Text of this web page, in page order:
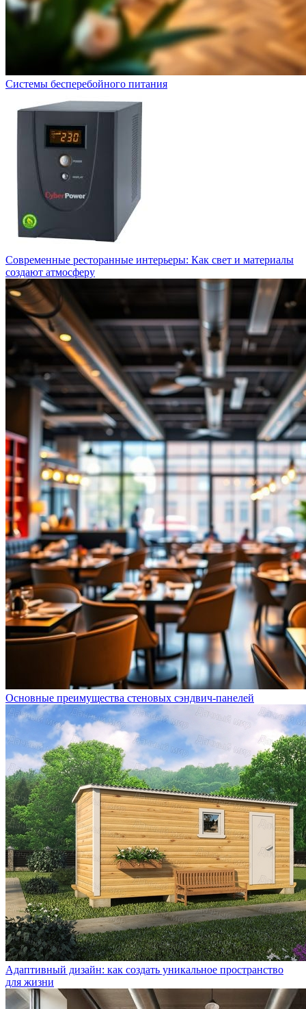
Системы бесперебойного питания
Современные ресторанные интерьеры: Как свет и материалы
создают атмосферу
Основные преимущества стеновых сэндвич-панелей
Адаптивный дизайн: как создать уникальное пространство
для жизни